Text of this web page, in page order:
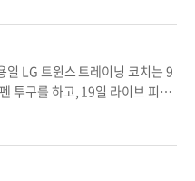
만 달러)을 부담해야했다.
투구를 하고, 19일 라이브 피칭
부터 공을 잡기 시작해 당장 피
있다. 캐멀백랜치에서는 그동